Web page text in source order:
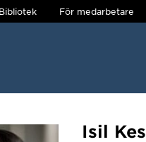
Bibliotek För medarbetare
Isil